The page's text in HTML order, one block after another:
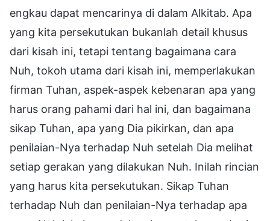
engkau dapat mencarinya di dalam Alkitab. Apa
yang kita persekutukan bukanlah detail khusus
dari kisah ini, tetapi tentang bagaimana cara
Nuh, tokoh utama dari kisah ini, memperlakukan
firman Tuhan, aspek-aspek kebenaran apa yang
harus orang pahami dari hal ini, dan bagaimana
sikap Tuhan, apa yang Dia pikirkan, dan apa
penilaian-Nya terhadap Nuh setelah Dia melihat
setiap gerakan yang dilakukan Nuh. Inilah rincian
yang harus kita persekutukan. Sikap Tuhan
terhadap Nuh dan penilaian-Nya terhadap apa